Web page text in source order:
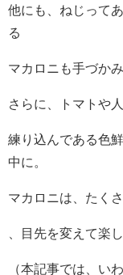
他にも、ねじって
る
マカロニも手づか
さらに、トマトや
練り込んである色
中に。
マカロニは、たく
、目先を変えて楽
（本記事では、い